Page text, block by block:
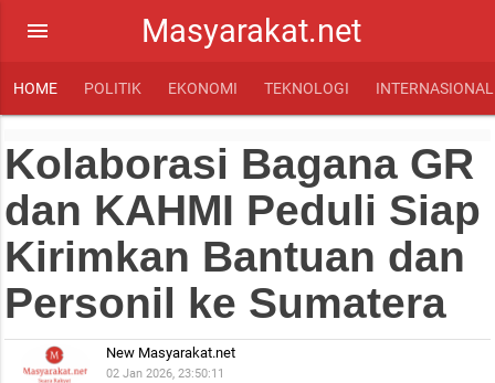
Masyarakat.net
menu
HOME POLITIK EKONOMI TEKNOLOGI INTERNASIONAL
Kolaborasi Bagana GR
dan KAHMI Peduli Siap
Kirimkan Bantuan dan
Personil ke Sumatera
New Masyarakat.net
02 Jan 2026, 23:50:11